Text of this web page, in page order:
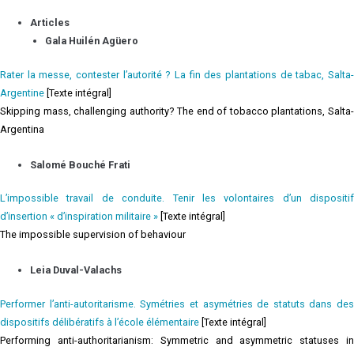
Articles
Gala Huilén Agüero
Rater la messe, contester l’autorité ? La fin des plantations de tabac, Salta-
Argentine [Texte intégral]
Skipping mass, challenging authority? The end of tobacco plantations, Salta-
Argentina
Salomé Bouché Frati
L’impossible travail de conduite. Tenir les volontaires d’un dispositif
d’insertion « d’inspiration militaire » [Texte intégral]
The impossible supervision of behaviour
Leia Duval-Valachs
Performer l’anti-autoritarisme. Symétries et asymétries de statuts dans des
dispositifs délibératifs à l’école élémentaire [Texte intégral]
Performing anti-authoritarianism: Symmetric and asymmetric statuses in